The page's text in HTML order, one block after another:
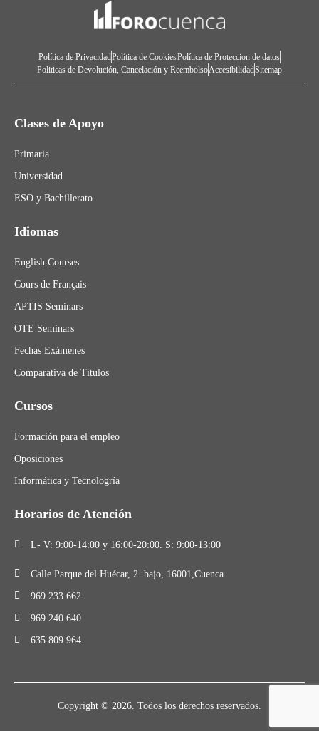
Política de PrivacidadPolítica de CookiesPolítica de Proteccion de datos
Politicas de Devolución, Cancelación y ReembolsoAccesibilidadSitemap
Clases de Apoyo
Primaria
Universidad
ESO y Bachillerato
Idiomas
English Courses
Cours de Français
APTIS Seminars
OTE Seminars
Fechas Exámenes
Comparativa de Títulos
Cursos
Formación para el empleo
Oposiciones
Informática y Tecnologría
Horarios de Atención
L- V: 9:00-14:00 y 16:00-20:00. S: 9:00-13:00
Calle Parque del Huécar, 2. bajo, 16001,Cuenca
969 233 662
969 240 640
635 809 964
Copyright © 2026. Todos los derechos reservados.